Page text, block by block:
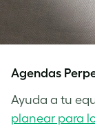
Agendas
Ayuda a tu
planear para